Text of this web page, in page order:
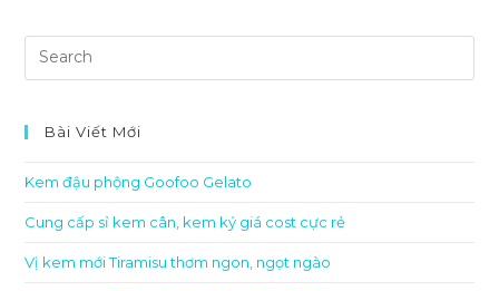
Bài Viết Mới
Kem đậu phộng Goofoo Gelato
Cung cấp sỉ kem cân, kem ký giá cost cực rẻ
Vị kem mới Tiramisu thơm ngon, ngọt ngào